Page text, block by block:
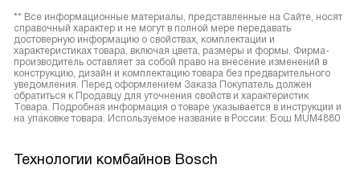
** Все информационные материалы, представленные на Сайте, носят
справочный характер и не могут в полной мере передавать
достоверную информацию о свойствах, комплектации и
характеристиках товара, включая цвета, размеры и формы. Фирма-
производитель оставляет за собой право на внесение изменений в
конструкцию, дизайн и комплектацию товара без предварительного
уведомления. Перед оформлением Заказа Покупатель должен
обратиться к Продавцу для уточнения свойств и характеристик
Товара. Подробная информация о товаре указывается в инструкции и
на упаковке товара. Используемое название в России: Бош MUM4880
Технологии комбайнов Bosch